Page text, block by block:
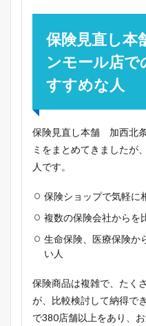
保険見直し
ンモール店で
すすめな人
保険見直し本舗 加西北
ミをまとめてきましたが
人です。
保険ショップで気軽に
複数の保険会社からを
生命保険、医療保険か
い人
保険商品は複雑で、たく
が、比較検討して納得で
で380店舗以上をあり、